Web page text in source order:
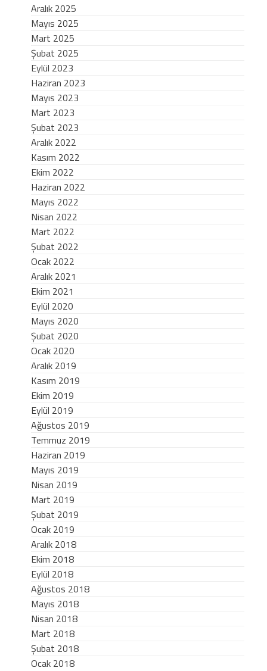
Aralık 2025
Mayıs 2025
Mart 2025
Şubat 2025
Eylül 2023
Haziran 2023
Mayıs 2023
Mart 2023
Şubat 2023
Aralık 2022
Kasım 2022
Ekim 2022
Haziran 2022
Mayıs 2022
Nisan 2022
Mart 2022
Şubat 2022
Ocak 2022
Aralık 2021
Ekim 2021
Eylül 2020
Mayıs 2020
Şubat 2020
Ocak 2020
Aralık 2019
Kasım 2019
Ekim 2019
Eylül 2019
Ağustos 2019
Temmuz 2019
Haziran 2019
Mayıs 2019
Nisan 2019
Mart 2019
Şubat 2019
Ocak 2019
Aralık 2018
Ekim 2018
Eylül 2018
Ağustos 2018
Mayıs 2018
Nisan 2018
Mart 2018
Şubat 2018
Ocak 2018